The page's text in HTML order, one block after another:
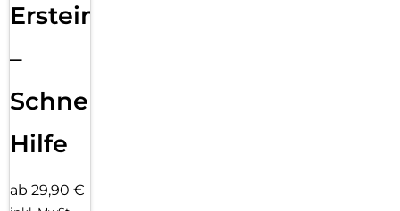
Ersteinrichtung
–
Schnelle
Hilfe
ab 29,90 €